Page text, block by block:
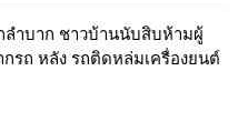
ลำบาก ชาวบ้านนับสิบห้ามผู้
รถ หลัง รถติดหล่มเครื่องยนต์